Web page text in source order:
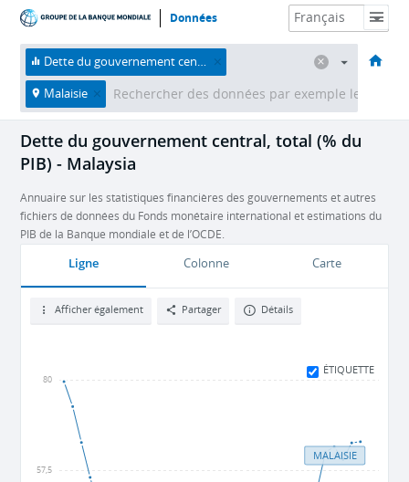
Données
Accueil Économies Données et ressources À propos
Dette du gouvernement central, total (% du PIB)
Malaisie
Dette du gouvernement central, total (% du
PIB) - Malaysia
Annuaire sur les statistiques financières des gouvernements et autres
fichiers de données du Fonds monétaire international et estimations du
PIB de la Banque mondiale et de l’OCDE.
Ligne Colonne Carte
Afficher également Partager Détails
ÉTIQUETTE
57,5
80
MALAISIE